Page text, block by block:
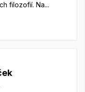
filozofií. Na...